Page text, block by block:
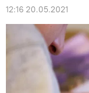
12:16 20.05.2021